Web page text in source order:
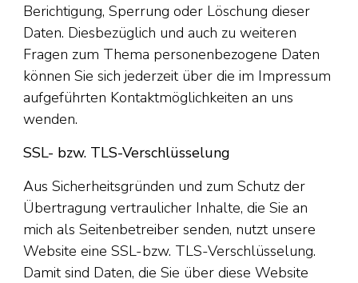
Berichtigung, Sperrung oder Löschung dieser
Daten. Diesbezüglich und auch zu weiteren
Fragen zum Thema personenbezogene Daten
können Sie sich jederzeit über die im Impressum
aufgeführten Kontaktmöglichkeiten an uns
wenden.
SSL- bzw. TLS-Verschlüsselung
Aus Sicherheitsgründen und zum Schutz der
Übertragung vertraulicher Inhalte, die Sie an
mich als Seitenbetreiber senden, nutzt unsere
Website eine SSL-bzw. TLS-Verschlüsselung.
Damit sind Daten, die Sie über diese Website